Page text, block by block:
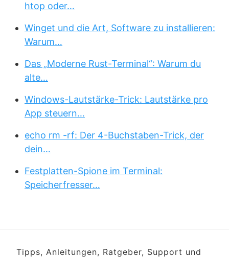
htop oder…
Winget und die Art, Software zu installieren:
Warum…
Das „Moderne Rust-Terminal“: Warum du
alte…
Windows-Lautstärke-Trick: Lautstärke pro
App steuern…
echo rm -rf: Der 4-Buchstaben-Trick, der
dein…
Festplatten-Spione im Terminal:
Speicherfresser…
Tipps, Anleitungen, Ratgeber, Support und